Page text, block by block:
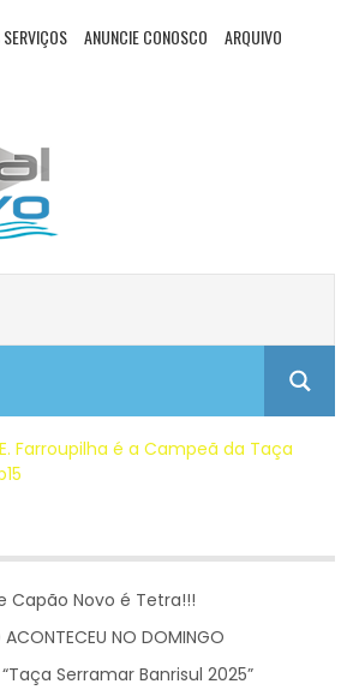
ANUNCIE CONOSCO ARQUIVO
Farroupilha é a Campeã da Taça
Capão Novo é Tetra!!!
ACONTECEU NO DOMINGO
Serramar Banrisul 2025”